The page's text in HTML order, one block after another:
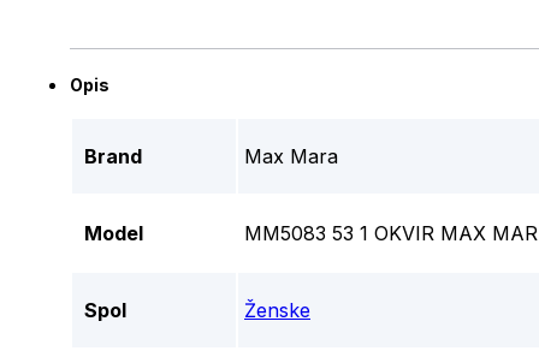
Opis
Brand Max Mara
Model MM5083 53 1 OKVIR MAX
Spol Ženske